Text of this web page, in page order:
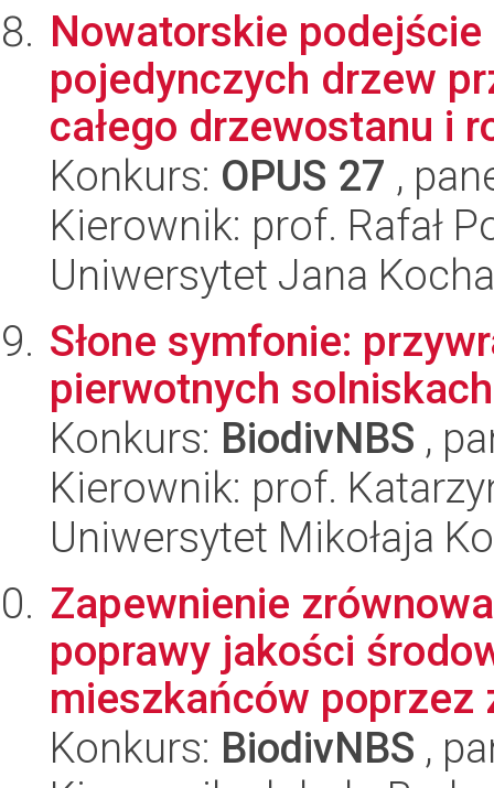
Nowatorskie
pojedynczych drzew
całego drzewostanu i
Konkurs: OPUS 27 ,
Kierownik: prof. Rafał
Uniwersytet Jana
Słone symfonie:
pierwotnych solniskach
Konkurs: BiodivNBS ,
Kierownik: prof.
Uniwersytet Mikołaja
Zapewnienie
poprawy jakości
mieszkańców poprzez
Konkurs: BiodivNBS ,